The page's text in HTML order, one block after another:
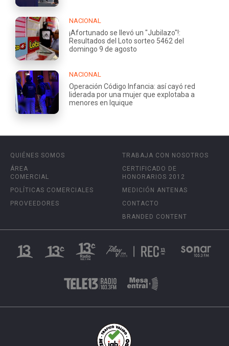
NACIONAL
¡Afortunado se llevó un "Jubilazo"!:
Resultados del Loto sorteo 5462 del
domingo 9 de agosto
NACIONAL
Operación Código Infancia: así cayó red
liderada por una mujer que explotaba a
menores en Iquique
QUIÉNES SOMOS
ÁREA
COMERCIAL
POLÍTICAS COMERCIALES
PROVEEDORES
TRABAJA CON NOSOTROS
CERTIFICADO DE
HONORARIOS 2012
MEDICIÓN ANTENAS
CONTACTO
BRANDED CONTENT